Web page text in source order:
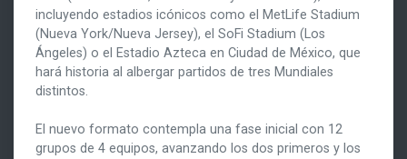
incluyendo estadios icónicos como el MetLife Stadium
(Nueva York/Nueva Jersey), el SoFi Stadium (Los
Ángeles) o el Estadio Azteca en Ciudad de México, que
hará historia al albergar partidos de tres Mundiales
distintos.
El nuevo formato contempla una fase inicial con 12
grupos de 4 equipos, avanzando los dos primeros y los